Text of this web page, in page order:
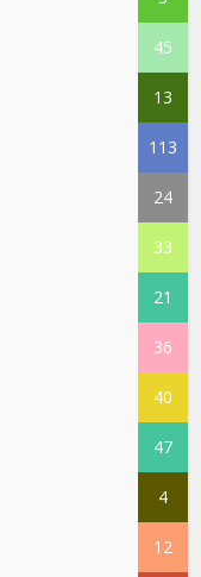
45
13
113
24
33
21
36
40
47
4
12